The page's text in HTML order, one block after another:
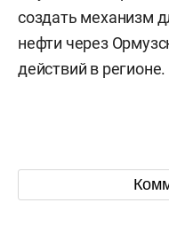
создать механизм
нефти через
действий в регионе.